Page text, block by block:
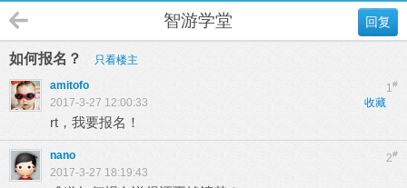
回复
智游学堂
如何报名？ 只看楼主
1#
amitofo
收藏
2017-3-27 12:00:33
rt，我要报名！
2#
nano
2017-3-27 18:19:43